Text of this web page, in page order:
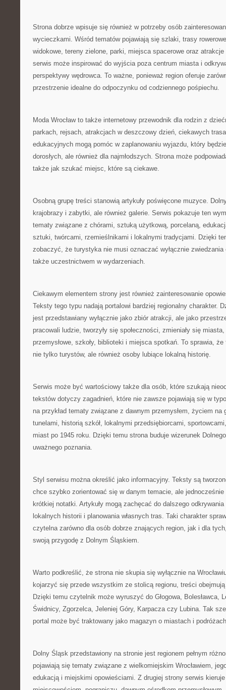
Strona dobrze wpisuje się również w potrzeby osób
wycieczkami. Wśród tematów pojawiają się szlaki, trasy
widokowe, tereny zielone, parki, miejsca spacerowe oraz
serwis może inspirować do wyjścia poza centrum miasta i
perspektywy wędrowca. To ważne, ponieważ region oferuje
przestrzenie idealne do odpoczynku od codziennego pośpiechu.
Moda Wrocław to także internetowy przewodnik dla rodzin z
parkach, rejsach, atrakcjach w deszczowy dzień, ciekawych
edukacyjnych mogą pomóc w zaplanowaniu wyjazdu, który
dorosłych, ale również dla najmłodszych. Strona może
także jak szukać miejsc, które są ciekawe.
Osobną grupę treści stanowią artykuły poświęcone muzyce.
krajobrazy i zabytki, ale również galerie. Serwis pokazuje ten
tematy związane z chórami, sztuką użytkową, porcelaną,
sztuki, twórcami, rzemieślnikami i lokalnymi tradycjami. Dzięki
zobaczyć, że turystyka nie musi oznaczać wyłącznie
także uczestnictwem w wydarzeniach.
Ciekawym elementem strony jest również zainteresowanie
Teksty tego typu nadają portalowi bardziej regionalny charakter.
jest przedstawiany wyłącznie jako zbiór atrakcji, ale jako
pracowali ludzie, tworzyły się społeczności, zmieniały się miasta,
przemysłowe, szkoły, biblioteki i miejsca spotkań. To sprawia,
nie tylko turystów, ale również osoby lubiące lokalną historię.
Serwis może być wartościowy także dla osób, które szukają
tekstów dotyczy zagadnień, które nie zawsze pojawiają się w
na przykład tematy związane z dawnym przemysłem, życiem na
tunelami, historią szkół, lokalnymi przedsiębiorcami,
miast po 1945 roku. Dzięki temu strona buduje wizerunek
uważnego poznania.
Styl serwisu można określić jako informacyjny. Teksty są
chce szybko zorientować się w danym temacie, ale
krótkiej notatki. Artykuły mogą zachęcać do dalszego
lokalnych historii i planowania własnych tras. Taki charakter
czytelna zarówno dla osób dobrze znających region, jak i dla
swoją przygodę z Dolnym Śląskiem.
Warto podkreślić, że strona nie skupia się wyłącznie na
kojarzyć się przede wszystkim ze stolicą regionu, treści
Dzięki temu czytelnik może wyruszyć do Głogowa, Bolesławca,
Świdnicy, Zgorzelca, Jeleniej Góry, Karpacza czy Lubina. Tak
portal może być traktowany jako magazyn o miastach i
Dolny Śląsk przedstawiony na stronie jest regionem pełnym
pojawiają się tematy związane z wielkomiejskim Wrocławiem,
edukacją i miejskimi opowieściami. Z drugiej strony serwis kieruje